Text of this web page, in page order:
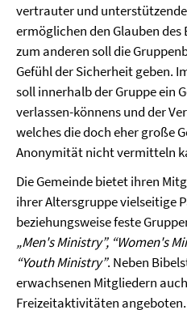
vertrauter und
ermöglichen den Glauben des
zum anderen soll die
Gefühl der Sicherheit geben.
soll innerhalb der Gruppe ein
verlassen-könnens und der
welches die doch eher große
Anonymität nicht vermitteln
Die Gemeinde bietet ihren
ihrer Altersgruppe vielseitige
beziehungsweise feste
„Men's Ministry”, “Women's
“Youth Ministry”. Neben
erwachsenen Mitgliedern
Freizeitaktivitäten